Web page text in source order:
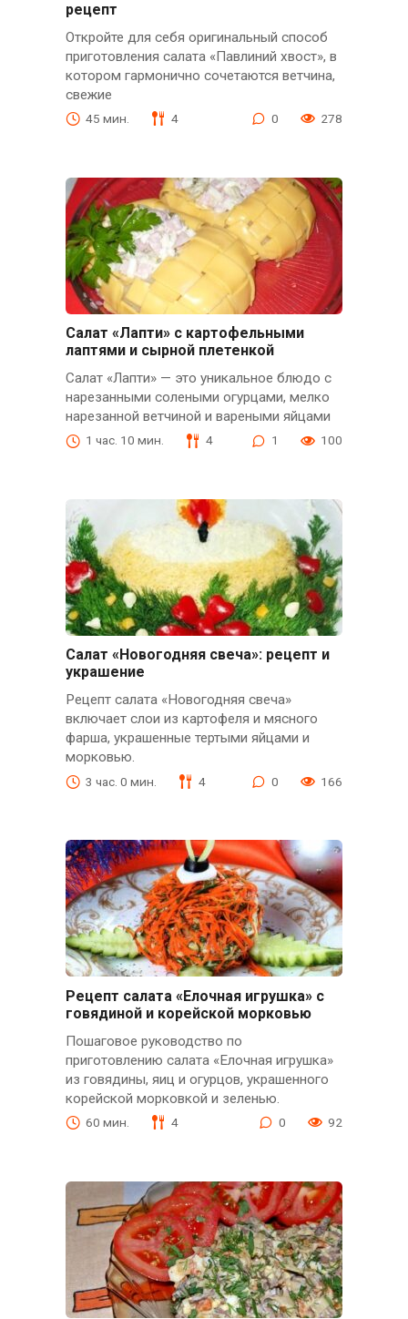
рецепт
Откройте для себя оригинальный способ
приготовления салата «Павлиний хвост», в
котором гармонично сочетаются ветчина,
свежие
45 мин. 4 0 278
Салат «Лапти» с картофельными
лаптями и сырной плетенкой
Салат «Лапти» — это уникальное блюдо с
нарезанными солеными огурцами, мелко
нарезанной ветчиной и вареными яйцами
1 час. 10 мин. 4 1 100
Салат «Новогодняя свеча»: рецепт и
украшение
Рецепт салата «Новогодняя свеча»
включает слои из картофеля и мясного
фарша, украшенные тертыми яйцами и
морковью.
3 час. 0 мин. 4 0 166
Рецепт салата «Елочная игрушка» с
говядиной и корейской морковью
Пошаговое руководство по
приготовлению салата «Елочная игрушка»
из говядины, яиц и огурцов, украшенного
корейской морковкой и зеленью.
60 мин. 4 0 92